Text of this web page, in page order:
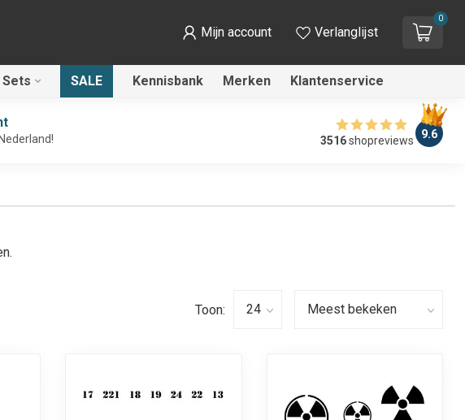
Mijn account Verlanglijst
0
Sets SALE Kennisbank Merken Klantenservice
3516shopreviews 9.6
Toon: